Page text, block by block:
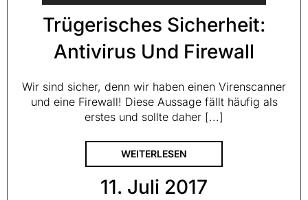
Trügerisches Sicherheit:
Antivirus Und Firewall
Wir sind sicher, denn wir haben einen Virenscanner
und eine Firewall! Diese Aussage fällt häufig als
erstes und sollte daher [...]
WEITERLESEN
11. Juli 2017